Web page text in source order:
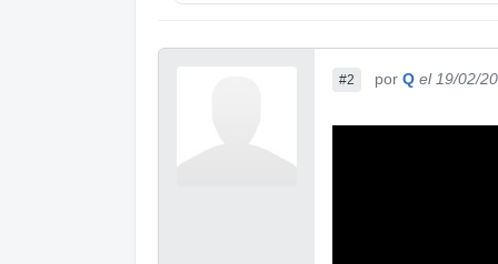
#2 por Q el 19/02/